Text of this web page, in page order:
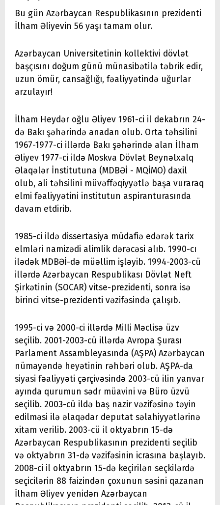
Bu gün Azərbaycan Respublikasının prezidenti
İlham Əliyevin 56 yaşı tamam olur.
Azərbaycan Universitetinin kollektivi dövlət
başçısını doğum günü münasibətilə təbrik edir,
uzun ömür, cansağlığı, fəaliyyətində uğurlar
arzulayır!
İlham Heydər oğlu Əliyev 1961-ci il dekabrın 24-
də Bakı şəhərində anadan olub. Orta təhsilini
1967-1977-ci illərdə Bakı şəhərində alan İlham
Əliyev 1977-ci ildə Moskva Dövlət Beynəlxalq
Əlaqələr İnstitutuna (MDBƏİ - MQİMO) daxil
olub, ali təhsilini müvəffəqiyyətlə başa vuraraq
elmi fəaliyyətini institutun aspiranturasında
davam etdirib.
1985-ci ildə dissertasiya müdafiə edərək tarix
elmləri namizədi alimlik dərəcəsi alıb. 1990-cı
ilədək MDBƏİ-də müəllim işləyib. 1994-2003-cü
illərdə Azərbaycan Respublikası Dövlət Neft
Şirkətinin (SOCAR) vitse-prezidenti, sonra isə
birinci vitse-prezidenti vəzifəsində çalışıb.
1995-ci və 2000-ci illərdə Milli Məclisə üzv
seçilib. 2001-2003-cü illərdə Avropa Şurası
Parlament Assambleyasında (AŞPA) Azərbaycan
nümayəndə heyətinin rəhbəri olub. AŞPA-da
siyasi fəaliyyəti çərçivəsində 2003-cü ilin yanvar
ayında qurumun sədr müavini və Büro üzvü
seçilib. 2003-cü ildə baş nazir vəzifəsinə təyin
edilməsi ilə əlaqədar deputat səlahiyyətlərinə
xitam verilib. 2003-cü il oktyabrın 15-də
Azərbaycan Respublikasının prezidenti seçilib
və oktyabrın 31-də vəzifəsinin icrasına başlayıb.
2008-ci il oktyabrın 15-də keçirilən seçkilərdə
seçicilərin 88 faizindən çoxunun səsini qazanan
İlham Əliyev yenidən Azərbaycan